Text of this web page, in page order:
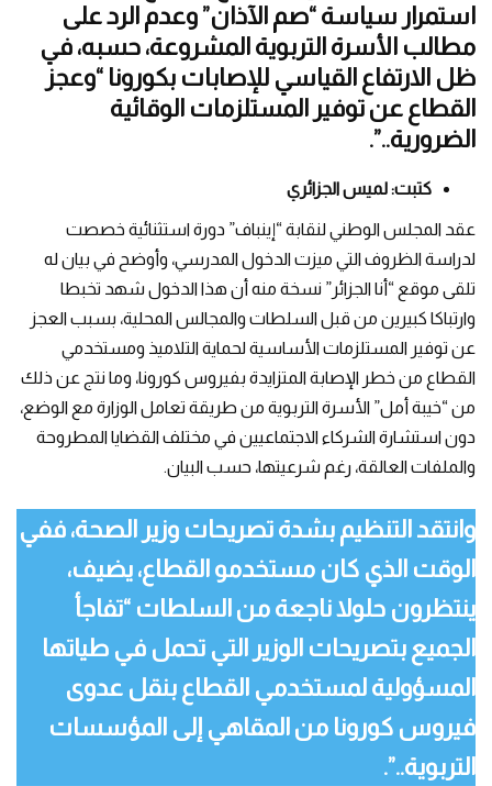
استمرار سياسة “صم الآذان” وعدم الرد على
مطالب الأسرة التربوية المشروعة، حسبه، في
ظل الارتفاع القياسي للإصابات بكورونا “وعجز
القطاع عن توفير المستلزمات الوقائية
الضرورية..”.
كتبت: لميس الجزائري
عقد المجلس الوطني لنقابة “إينباف” دورة استثنائية خصصت
لدراسة الظروف التي ميزت الدخول المدرسي، وأوضح في بيان له
تلقى موقع “أنا الجزائر” نسخة منه أن هذا الدخول شهد تخبطا
وارتباكا كبيرين من قبل السلطات والمجالس المحلية، بسبب العجز
عن توفير المستلزمات الأساسية لحماية التلاميذ ومستخدمي
القطاع من خطر الإصابة المتزايدة بفيروس كورونا، وما نتج عن ذلك
من “خيبة أمل” الأسرة التربوية من طريقة تعامل الوزارة مع الوضع،
دون استشارة الشركاء الاجتماعيين في مختلف القضايا المطروحة
والملفات العالقة، رغم شرعيتها، حسب البيان.
وانتقد التنظيم بشدة تصريحات وزير الصحة، ففي
الوقت الذي كان مستخدمو القطاع، يضيف،
ينتظرون حلولا ناجعة من السلطات “تفاجأ
الجميع بتصريحات الوزير التي تحمل في طياتها
المسؤولية لمستخدمي القطاع بنقل عدوى
فيروس كورونا من المقاهي إلى المؤسسات
التربوية..”.